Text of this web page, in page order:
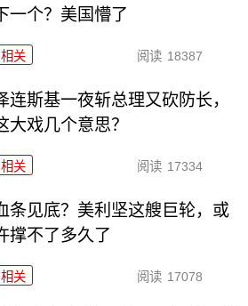
一个？美国懵了
相关 阅读 18387
连斯基一夜斩总理又砍防长，
大戏几个意思？
相关 阅读 17334
条见底？美利坚这艘巨轮，或
撑不了多久了
相关 阅读 17078